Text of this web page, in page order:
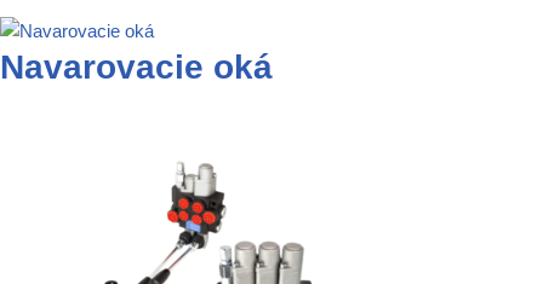
Navarovacie oká